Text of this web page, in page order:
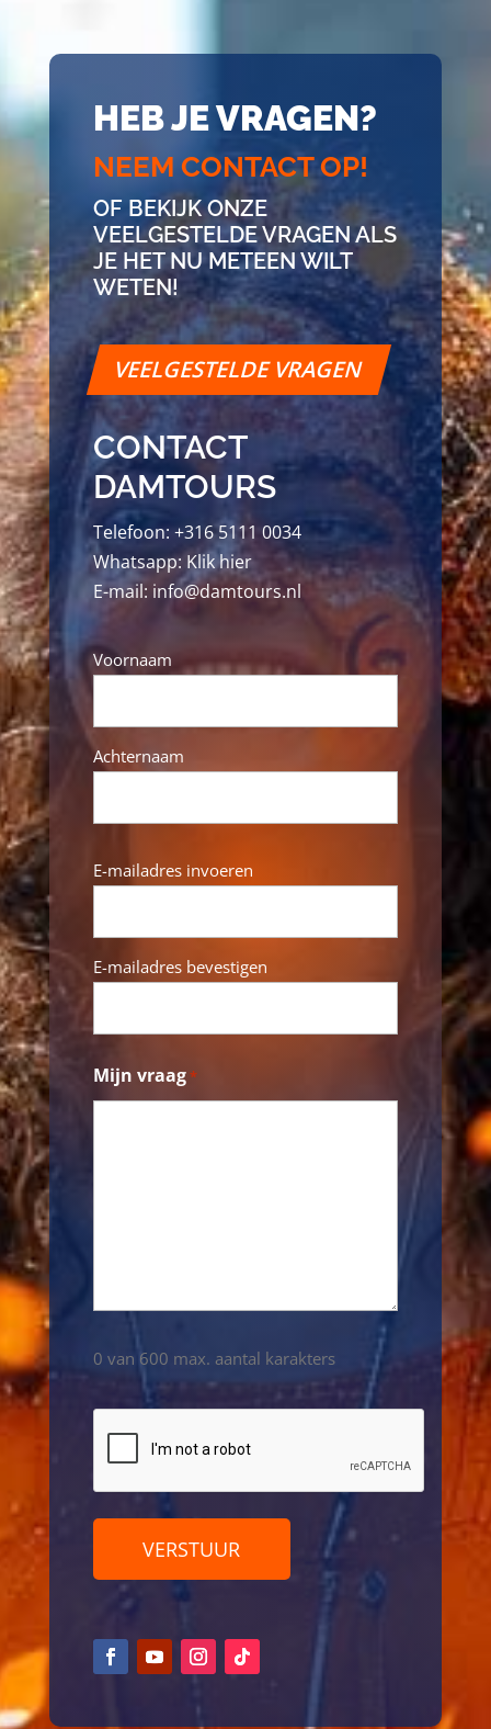
HEB JE VRAGEN?
NEEM CONTACT OP!
OF BEKIJK ONZE
VEELGESTELDE VRAGEN ALS
JE HET NU METEEN WILT
WETEN!
VEELGESTELDE VRAGEN
CONTACT
DAMTOURS
Telefoon: +316 5111 0034
Whatsapp: Klik hier
E-mail: info@damtours.nl
Naam
Voornaam
Achternaam
E-
mail
E-mailadres invoeren
E-mailadres bevestigen
Mijn vraag*
0 van 600 max. aantal karakters